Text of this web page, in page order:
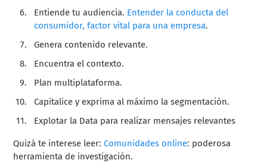
Entiende tu audiencia. Entender la conducta del
consumidor, factor vital para una empresa.
Genera contenido relevante.
Encuentra el contexto.
Plan multiplataforma.
Capitalice y exprima al máximo la segmentación.
Explotar la Data para realizar mensajes relevantes
Quizá te interese leer:Comunidades online: poderosa
herramienta de investigación.